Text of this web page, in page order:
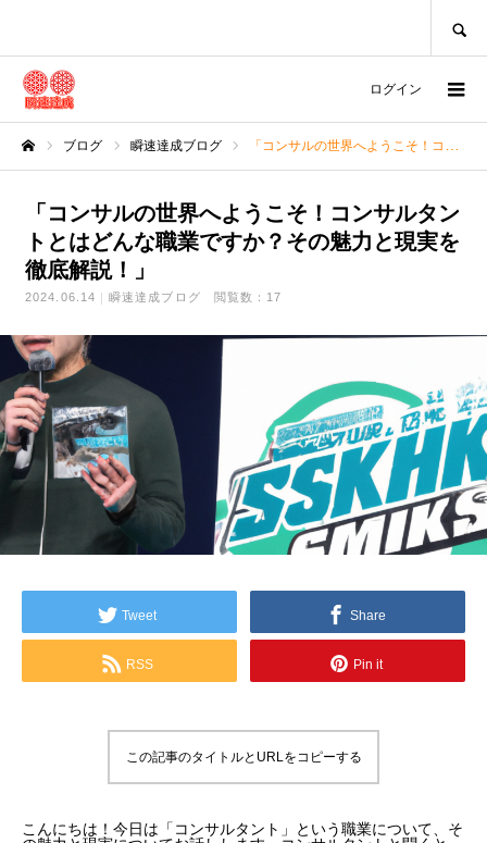
ログイン
ブログ 瞬速達成ブログ 「コンサルの世界へようこそ！コンサルタントとはどんな職業ですか？その魅力と現実を徹底解説！」
「コンサルの世界へようこそ！コンサルタン
トとはどんな職業ですか？その魅力と現実を
徹底解説！」
2024.06.14 瞬速達成ブログ 閲覧数：17
Tweet Share
RSS Pin it
この記事のタイトルとURLをコピーする
こんにちは！今日は「コンサルタント」という職業について、そ